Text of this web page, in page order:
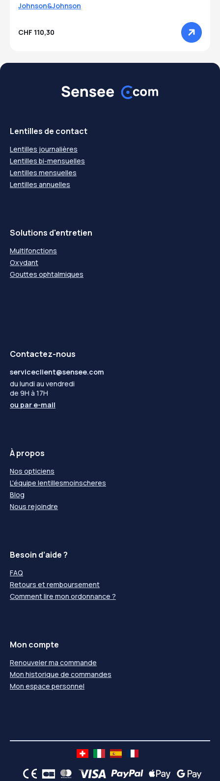
Johnson&Johnson
CHF 110,30
Lentilles de contact
Lentilles journalières
Lentilles bi-mensuelles
Lentilles mensuelles
Lentilles annuelles
Solutions d'entretien
Multifonctions
Oxydant
Gouttes ophtalmiques
Contactez-nous
serviceclient@sensee.com
du lundi au vendredi
de 9H à 17H
ou par e-mail
À propos
Nos opticiens
L'équipe lentillesmoinscheres
Blog
Nous rejoindre
Besoin d’aide ?
FAQ
Retours et remboursement
Comment lire mon ordonnance ?
Mon compte
Renouveler ma commande
Mon historique de commandes
Mon espace personnel